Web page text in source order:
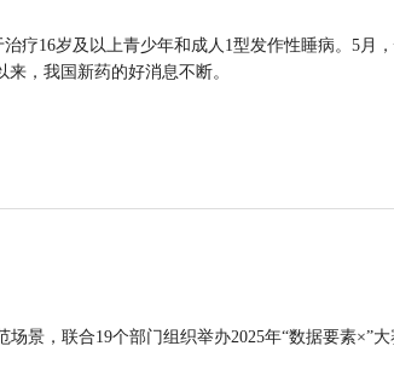
疗16岁及以上青少年和成人1型发作性睡病。5月
，我国新药的好消息不断。
景，联合19个部门组织举办2025年“数据要素×”大